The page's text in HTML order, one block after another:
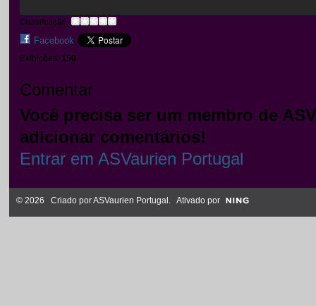
Classificação:
Facebook
Exibições: 150
Comentar
Você precisa ser um membro de
adicionar comentários!
Entrar em ASVaurien Portugal
© 2026 Criado porASVaurien Portugal . Ativado por